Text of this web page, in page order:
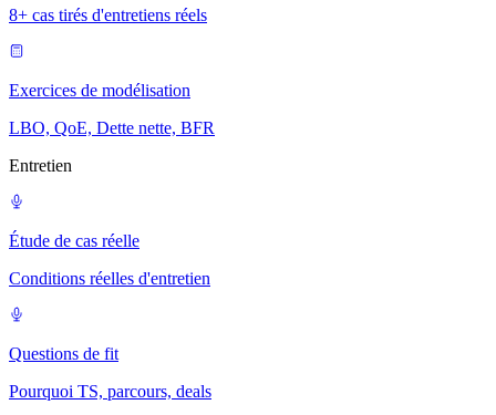
8+ cas tirés d'entretiens réels
Exercices de modélisation
LBO, QoE, Dette nette, BFR
Entretien
Étude de cas réelle
Conditions réelles d'entretien
Questions de fit
Pourquoi TS, parcours, deals